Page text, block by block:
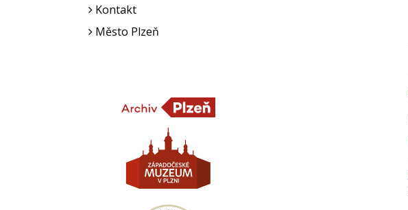
Kontakt
Město Plzeň